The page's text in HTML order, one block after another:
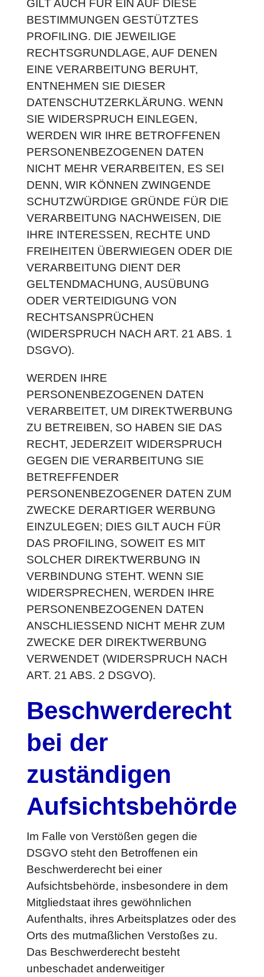
GILT AUCH FÜR EIN AUF DIESE
BESTIMMUNGEN GESTÜTZTES
PROFILING. DIE JEWEILIGE
RECHTSGRUNDLAGE, AUF DENEN
EINE VERARBEITUNG BERUHT,
ENTNEHMEN SIE DIESER
DATENSCHUTZERKLÄRUNG. WENN
SIE WIDERSPRUCH EINLEGEN,
WERDEN WIR IHRE BETROFFENEN
PERSONENBEZOGENEN DATEN
NICHT MEHR VERARBEITEN, ES SEI
DENN, WIR KÖNNEN ZWINGENDE
SCHUTZWÜRDIGE GRÜNDE FÜR DIE
VERARBEITUNG NACHWEISEN, DIE
IHRE INTERESSEN, RECHTE UND
FREIHEITEN ÜBERWIEGEN ODER DIE
VERARBEITUNG DIENT DER
GELTENDMACHUNG, AUSÜBUNG
ODER VERTEIDIGUNG VON
RECHTSANSPRÜCHEN
(WIDERSPRUCH NACH ART. 21 ABS. 1
DSGVO).
WERDEN IHRE
PERSONENBEZOGENEN DATEN
VERARBEITET, UM DIREKTWERBUNG
ZU BETREIBEN, SO HABEN SIE DAS
RECHT, JEDERZEIT WIDERSPRUCH
GEGEN DIE VERARBEITUNG SIE
BETREFFENDER
PERSONENBEZOGENER DATEN ZUM
ZWECKE DERARTIGER WERBUNG
EINZULEGEN; DIES GILT AUCH FÜR
DAS PROFILING, SOWEIT ES MIT
SOLCHER DIREKTWERBUNG IN
VERBINDUNG STEHT. WENN SIE
WIDERSPRECHEN, WERDEN IHRE
PERSONENBEZOGENEN DATEN
ANSCHLIESSEND NICHT MEHR ZUM
ZWECKE DER DIREKTWERBUNG
VERWENDET (WIDERSPRUCH NACH
ART. 21 ABS. 2 DSGVO).
Beschwerde­recht
bei der
zuständigen
Aufsichts­behörde
Im Falle von Verstößen gegen die
DSGVO steht den Betroffenen ein
Beschwerderecht bei einer
Aufsichtsbehörde, insbesondere in dem
Mitgliedstaat ihres gewöhnlichen
Aufenthalts, ihres Arbeitsplatzes oder des
Orts des mutmaßlichen Verstoßes zu.
Das Beschwerderecht besteht
unbeschadet anderweitiger